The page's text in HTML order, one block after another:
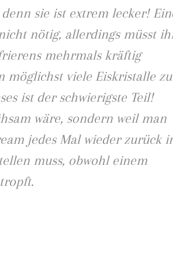
sie ist extrem lecker!
nötig, allerdings müsst
mehrmals kräftig
möglichst viele Eiskristalle zu
ist der schwierigste Teil!
wäre, sondern weil man
jedes Mal wieder zurück
muss, obwohl einem